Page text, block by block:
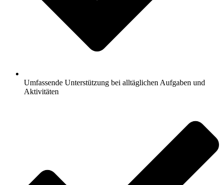
Umfassende Unterstützung bei alltäglichen Aufgaben und
Aktivitäten